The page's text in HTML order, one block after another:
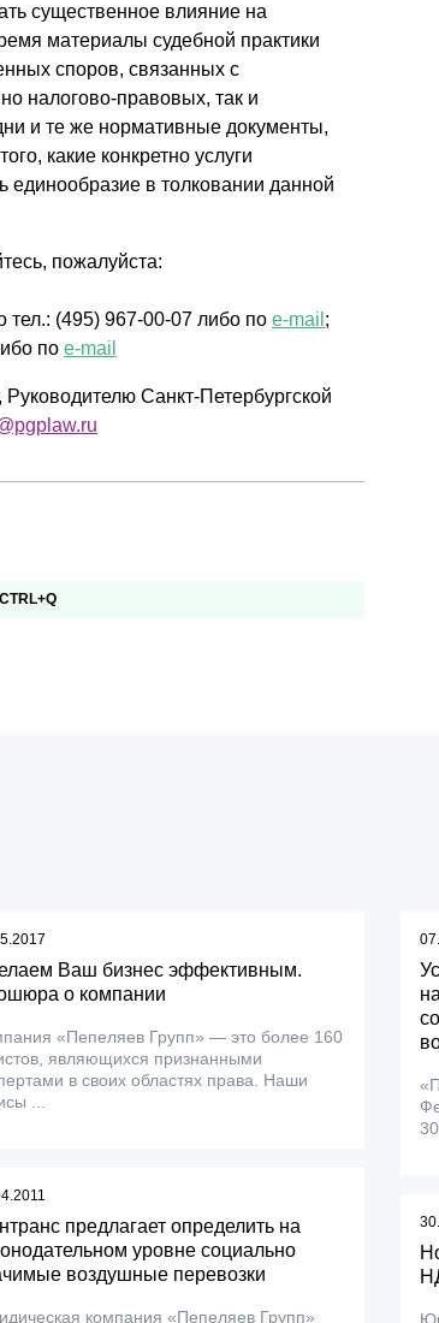
существенное влияние на
материалы судебной практики
споров, связанных с
налогово-правовых, так и
и те же нормативные документы,
какие конкретно услуги
в толковании данной
пожалуйста:
(495) 967-00-07 либо по e-mail ;
по e-mail
Санкт-Петербургской
CTRL+Q
Ваш бизнес эффективным.
о компании
«Пепеляев Групп» — это более 160
являющихся признанными
в своих областях права. Наши
...
предлагает определить на
уровне социально
воздушные перевозки
компания «Пепеляев Групп»